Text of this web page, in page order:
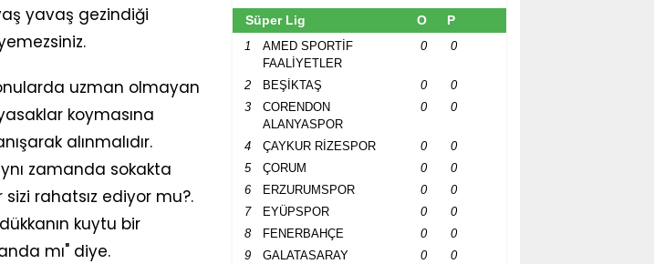
yavaş gezindiği
uzman olmayan
koymasına
alınmalıdır.
zamanda sokakta
rahatsız ediyor mu?.
kuytu bir
mı" diye.
Süper Lig O P
1
AMED SPORTİF
FAALİYETLER
0 0
2 BEŞİKTAŞ 0
0
3
CORENDON
ALANYASPOR
0 0
4 ÇAYKUR RİZESPOR 0
0
5
ÇORUM 0
0
6
ERZURUMSPOR 0
0
7
EYÜPSPOR 0
0
8
FENERBAHÇE 0
0
9
GALATASARAY 0
0